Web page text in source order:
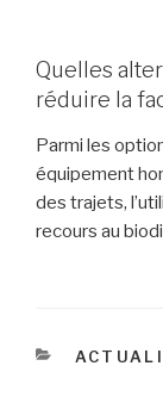
Quelles
réduire la
Parmi les
équipement
des trajets,
recours au